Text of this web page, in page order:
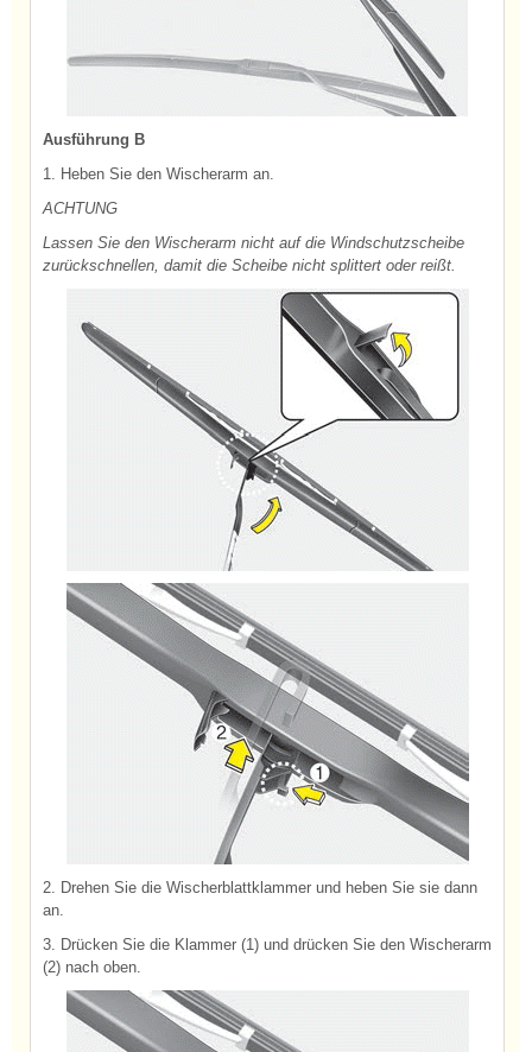
Ausführung B
1. Heben Sie den Wischerarm an.
ACHTUNG
Lassen Sie den Wischerarm nicht auf die Windschutzscheibe
zurückschnellen, damit die Scheibe nicht splittert oder reißt.
2. Drehen Sie die Wischerblattklammer und heben Sie sie dann
an.
3. Drücken Sie die Klammer (1) und drücken Sie den Wischerarm
(2) nach oben.